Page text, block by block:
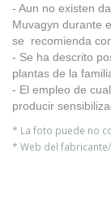
- Aun no existen
Muvagyn durante
se recomienda
- Se ha descrito
plantas de la
- El empleo de
producir
* La foto puede no
* Web del